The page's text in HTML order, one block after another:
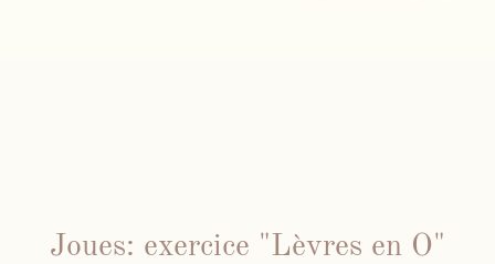
Joues: exercice "Lèvres en O"